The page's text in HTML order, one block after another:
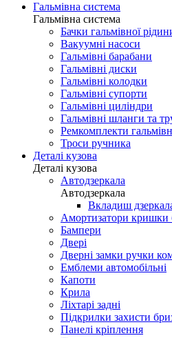
Гальмівна система
Гальмівна система
Бачки гальмівної
Вакуумні насоси
Гальмівні барабани
Гальмівні диски
Гальмівні колодки
Гальмівні супорти
Гальмівні циліндри
Гальмівні шланги та
Ремкомплекти
Троси ручника
Деталі кузова
Деталі кузова
Автодзеркала
Автодзеркала
Вкладиш
Амортизатори кришки
Бампери
Двері
Дверні замки ручки
Емблеми автомобільні
Капоти
Крила
Ліхтарі задні
Підкрилки захисти
Панелі кріплення